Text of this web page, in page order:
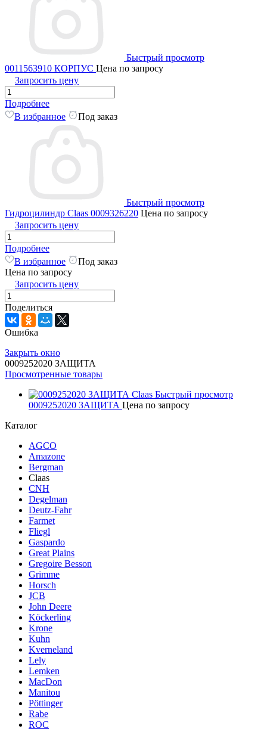
Быстрый просмотр
0011563910 КОРПУС Цена по запросу
Запросить цену
Подробнее
В избранное
Под заказ
Быстрый просмотр
Гидроцилиндр Claas 0009326220 Цена по запросу
Запросить цену
Подробнее
В избранное
Под заказ
Цена по запросу
Запросить цену
Поделиться
Ошибка
Закрыть окно
0009252020 ЗАЩИТА
Просмотренные товары
Быстрый просмотр
0009252020 ЗАЩИТА Цена по запросу
Каталог
AGCO
Amazone
Bergman
Claas
CNH
Degelman
Deutz-Fahr
Farmet
Fliegl
Gaspardo
Great Plains
Gregoire Besson
Grimme
Horsch
JCB
John Deere
Köckerling
Krone
Kuhn
Kverneland
Lely
Lemken
MacDon
Manitou
Pöttinger
Rabe
ROC